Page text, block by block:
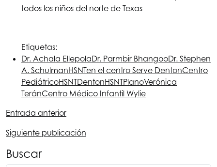
todos los niños del norte de Texas
Etiquetas:
Dr. Achala EllepolaDr. Parmbir BhangooDr. Stephen
A. SchulmanHSNTen el centro Serve DentonCentro
PediátricoHSNTDentonHSNTPlanoVerónica
TeránCentro Médico Infantil Wylie
Entrada anterior
Siguiente publicación
Buscar